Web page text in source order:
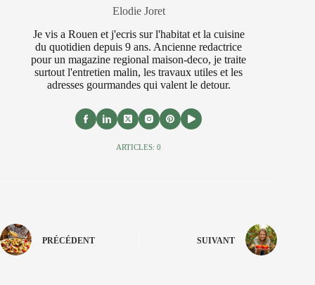
Elodie Joret
Je vis a Rouen et j'ecris sur l'habitat et la cuisine
du quotidien depuis 9 ans. Ancienne redactrice
pour un magazine regional maison-deco, je traite
surtout l'entretien malin, les travaux utiles et les
adresses gourmandes qui valent le detour.
ARTICLES: 0
PRÉCÉDENT SUIVANT